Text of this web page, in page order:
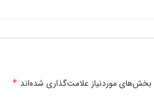
بخش‌های موردنیاز علامت‌گذاری شده‌اند *